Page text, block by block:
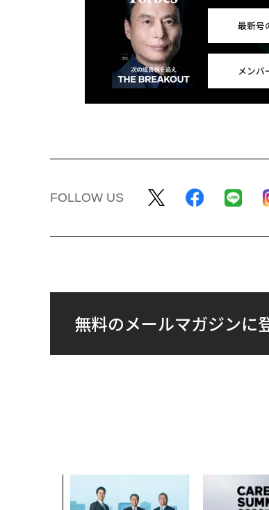
最新号
メンバ
FOLLOW US
無料のメールマガジンに